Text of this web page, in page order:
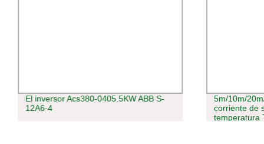
El inversor Acs380-0405.5KW ABB S-
12A6-4
5m/10m/
corriente de
temperatura